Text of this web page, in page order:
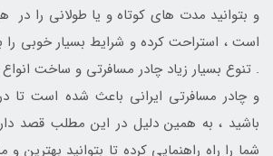
و بتوانید مدت های کوتاه و یا طولانی را در
است ، استراحت کرده و شرایط بسیار خوبی را
. تنوع بسیار زیاد چادر مسافرتی و ساخت
و چادر مسافرتی ایرانی باعث شده است تا
باشید ، به همین دلیل در این مطلب قصد
شما را راه راهنمایی کرده تا بتوانید بهترین